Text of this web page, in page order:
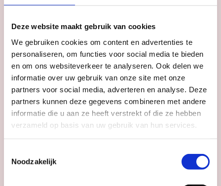
Deze website maakt gebruik van cookies
We gebruiken cookies om content en advertenties te
personaliseren, om functies voor social media te bieden
en om ons websiteverkeer te analyseren. Ook delen we
informatie over uw gebruik van onze site met onze
partners voor social media, adverteren en analyse. Deze
partners kunnen deze gegevens combineren met andere
informatie die u aan ze heeft verstrekt of die ze hebben
verzameld op basis van uw gebruik van hun services.
Noodzakelijk
Meerinspiratiein
Utrecht